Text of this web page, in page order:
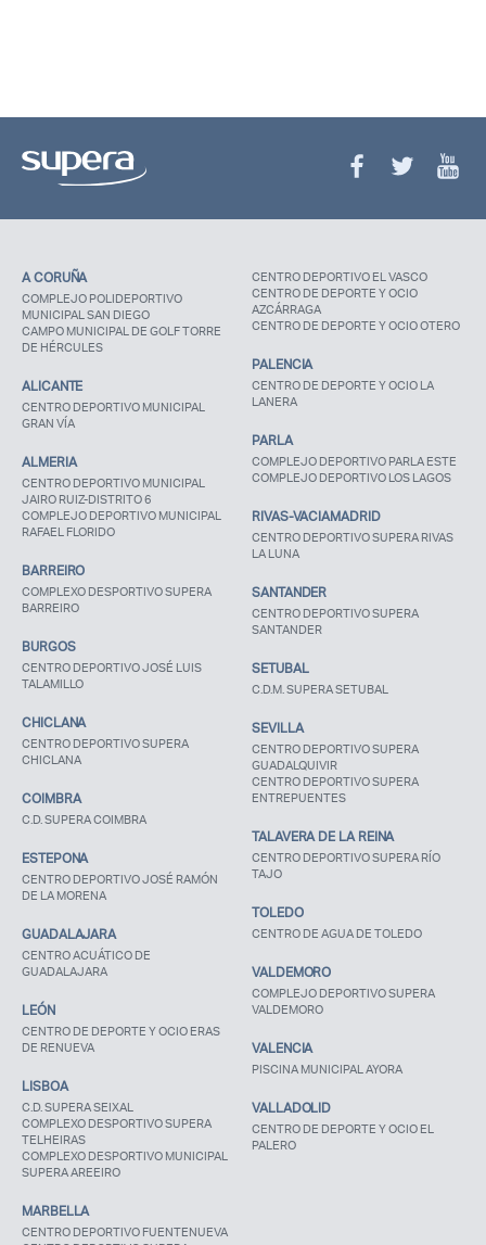
A CORUÑA
COMPLEJO POLIDEPORTIVO
MUNICIPAL SAN DIEGO
CAMPO MUNICIPAL DE GOLF TORRE
DE HÉRCULES
ALICANTE
CENTRO DEPORTIVO MUNICIPAL
GRAN VÍA
ALMERIA
CENTRO DEPORTIVO MUNICIPAL
JAIRO RUIZ-DISTRITO 6
COMPLEJO DEPORTIVO MUNICIPAL
RAFAEL FLORIDO
BARREIRO
COMPLEXO DESPORTIVO SUPERA
BARREIRO
BURGOS
CENTRO DEPORTIVO JOSÉ LUIS
TALAMILLO
CHICLANA
CENTRO DEPORTIVO SUPERA
CHICLANA
COIMBRA
C.D. SUPERA COIMBRA
ESTEPONA
CENTRO DEPORTIVO JOSÉ RAMÓN
DE LA MORENA
GUADALAJARA
CENTRO ACUÁTICO DE
GUADALAJARA
LEÓN
CENTRO DE DEPORTE Y OCIO ERAS
DE RENUEVA
LISBOA
C.D. SUPERA SEIXAL
COMPLEXO DESPORTIVO SUPERA
TELHEIRAS
COMPLEXO DESPORTIVO MUNICIPAL
SUPERA AREEIRO
MARBELLA
CENTRO DEPORTIVO FUENTENUEVA
CENTRO DEPORTIVO EL VASCO
CENTRO DE DEPORTE Y OCIO
AZCÁRRAGA
CENTRO DE DEPORTE Y OCIO OTERO
PALENCIA
CENTRO DE DEPORTE Y OCIO LA
LANERA
PARLA
COMPLEJO DEPORTIVO PARLA ESTE
COMPLEJO DEPORTIVO LOS LAGOS
RIVAS-VACIAMADRID
CENTRO DEPORTIVO SUPERA RIVAS
LA LUNA
SANTANDER
CENTRO DEPORTIVO SUPERA
SANTANDER
SETUBAL
C.D.M. SUPERA SETUBAL
SEVILLA
CENTRO DEPORTIVO SUPERA
GUADALQUIVIR
CENTRO DEPORTIVO SUPERA
ENTREPUENTES
TALAVERA DE LA REINA
CENTRO DEPORTIVO SUPERA RÍO
TAJO
TOLEDO
CENTRO DE AGUA DE TOLEDO
VALDEMORO
COMPLEJO DEPORTIVO SUPERA
VALDEMORO
VALENCIA
PISCINA MUNICIPAL AYORA
VALLADOLID
CENTRO DE DEPORTE Y OCIO EL
PALERO